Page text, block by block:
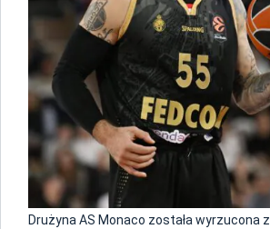
Drużyna AS Monaco została wyrzucona z